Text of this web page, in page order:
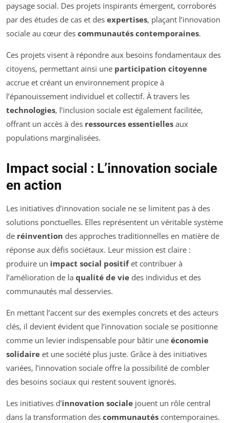
paysage social. Des projets inspirants émergent, corroborés
par des études de cas et des expertises, plaçant l’innovation
sociale au cœur des communautés contemporaines.
Ces projets visent à répondre aux besoins fondamentaux des
citoyens, permettant ainsi une participation citoyenne
accrue et créant un environnement propice à
l’épanouissement individuel et collectif. À travers les
technologies, l’inclusion sociale est également facilitée,
offrant un accès à des ressources essentielles aux
populations marginalisées.
Impact social : L’innovation sociale
en action
Les initiatives d’innovation sociale ne se limitent pas à des
solutions ponctuelles. Elles représentent un véritable système
de réinvention des approches traditionnelles en matière de
réponse aux défis sociétaux. Leur mission est claire :
produire un impact social positifet contribuer à
l’amélioration de la qualité de vie des individus et des
communautés mal desservies.
En mettant l’accent sur des exemples concrets et des acteurs
clés, il devient évident que l’innovation sociale se positionne
comme un levier indispensable pour bâtir une économie
solidaire et une société plus juste. Grâce à des initiatives
variées, l’innovation sociale offre la possibilité de combler
des besoins sociaux qui restent souvent ignorés.
Les initiatives d’innovation sociale jouent un rôle central
dans la transformation des communautés contemporaines.